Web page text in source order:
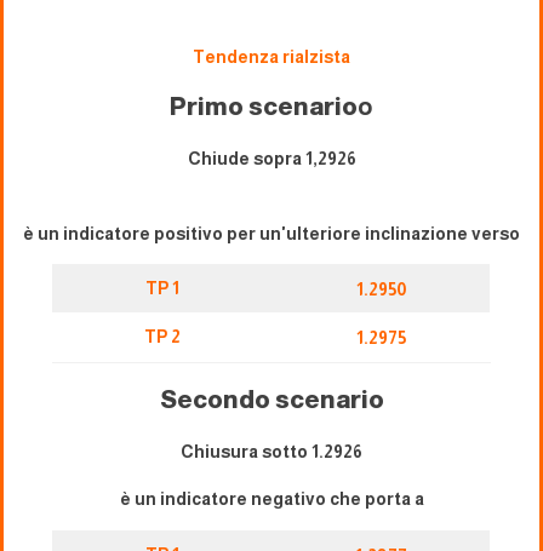
Tendenza rialzista
Primo scenarioo
Chiude sopra 1,2926
è un indicatore positivo per un'ulteriore inclinazione verso
TP 1 1.2950
TP 2 1.2975
Secondo scenario
Chiusura sotto 1.2926
è un indicatore negativo che porta a